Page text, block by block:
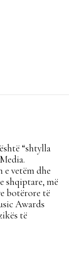
“shtylla
vetëm dhe
shqiptare, më
botërore të
Awards
të